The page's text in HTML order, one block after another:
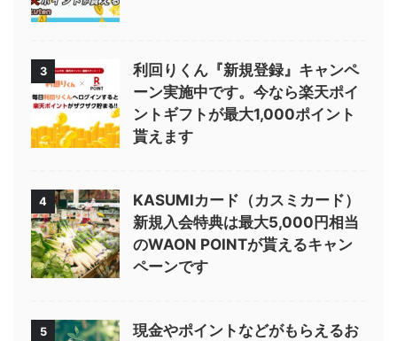
3
利回りくん『新規登録』キャンペ
ーン実施中です。今なら楽天ポイ
ントギフトが最大1,000ポイント
貰えます
4
KASUMIカード（カスミカード）
新規入会特典は最大5,000円相当
のWAON POINTが貰えるキャン
ペーンです
5
現金やポイントなどがもらえるお